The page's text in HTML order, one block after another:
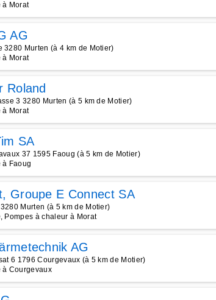
à Morat
AG
3280 Murten (à 4 km de Motier)
à Morat
Roland
3 3280 Murten (à 5 km de Motier)
à Morat
SA
37 1595 Faoug (à 5 km de Motier)
à Faoug
Groupe E Connect SA
Murten (à 5 km de Motier)
Pompes à chaleur à Morat
AG
6 1796 Courgevaux (à 5 km de Motier)
à Courgevaux